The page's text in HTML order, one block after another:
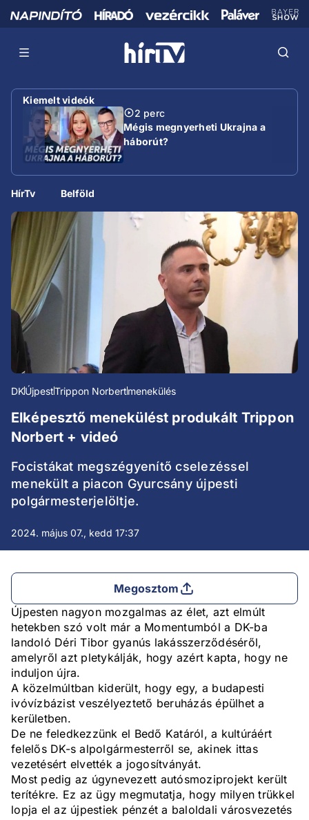
Kiemelt videók
2 perc
Mégis megnyerheti Ukrajna a
háborút?
HírTv Belföld
DKÚjpestTrippon Norbertmenekülés
Elképesztő menekülést produkált Trippon
Norbert + videó
Focistákat megszégyenítő cselezéssel
menekült a piacon Gyurcsány újpesti
polgármesterjelöltje.
2024. május 07., kedd 17:37
Megosztom
Újpesten nagyon mozgalmas az élet, azt elmúlt
hetekben szó volt már a Momentumból a DK-ba
landoló Déri Tibor gyanús lakásszerződéséről,
amelyről azt pletykálják, hogy azért kapta, hogy ne
induljon újra.
A közelmúltban kiderült, hogy egy, a budapesti
ivóvízbázist veszélyeztető beruházás épülhet a
kerületben.
De ne feledkezzünk el Bedő Katáról, a kultúráért
felelős DK-s alpolgármesterről se, akinek ittas
vezetésért elvették a jogosítványát.
Most pedig az úgynevezett autósmoziprojekt került
terítékre. Ez az ügy megmutatja, hogy milyen trükkel
lopja el az újpestiek pénzét a baloldali városvezetés